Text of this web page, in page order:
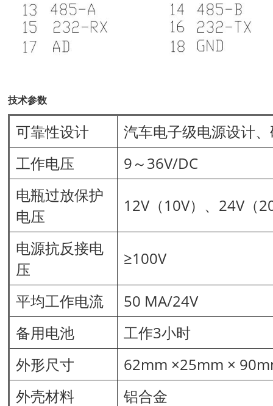
技术参数
可靠性设计
汽车电子级电源设计
工作电压
9～36V/DC
电瓶过放保护
电压
12V（10V）、24V（
电源抗反接电
压
≥100V
平均工作电流
50 MA/24V
备用电池
工作3小时
外形尺寸
62mm ×25mm ×
外壳材料
铝合金